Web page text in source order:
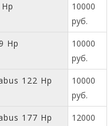
10000
руб.
Hp
10000
руб.
122 Hp
10000
руб.
177 Hp
12000